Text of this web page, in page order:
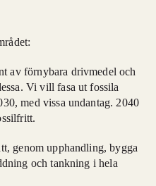
av förnybara drivmedel och
Vi vill fasa ut fossila
med vissa undantag. 2040
genom upphandling, bygga
och tankning i hela